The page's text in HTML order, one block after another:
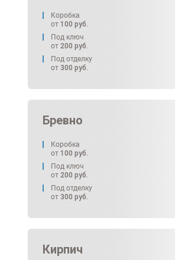
Коробка
от 100 руб.
Под ключ
от 200 руб.
Под отделку
от 300 руб.
Бревно
Коробка
от 100 руб.
Под ключ
от 200 руб.
Под отделку
от 300 руб.
Кирпич